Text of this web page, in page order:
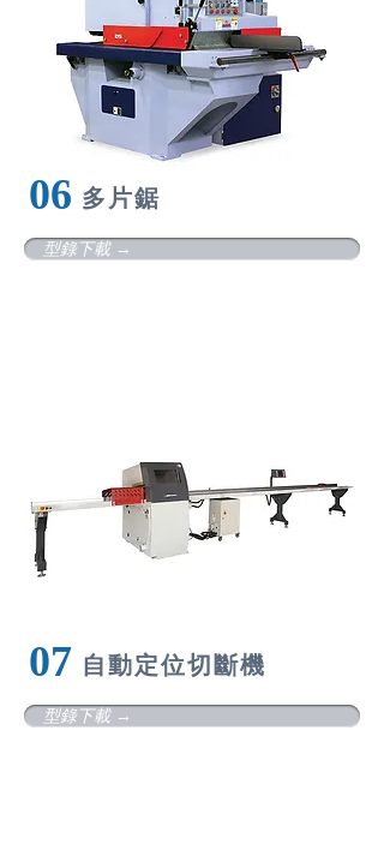
06 多 片鋸
型錄下載 →
07 自動定位切斷機
型錄下載 →